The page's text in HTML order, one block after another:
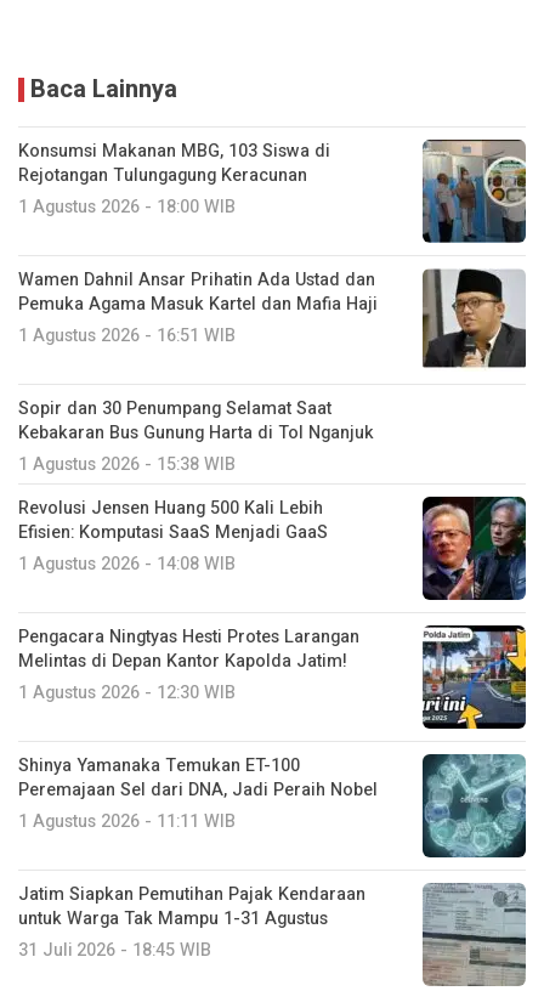
Baca Lainnya
Konsumsi Makanan MBG, 103 Siswa di
Rejotangan Tulungagung Keracunan
1 Agustus 2026 - 18:00 WIB
Wamen Dahnil Ansar Prihatin Ada Ustad dan
Pemuka Agama Masuk Kartel dan Mafia Haji
1 Agustus 2026 - 16:51 WIB
Sopir dan 30 Penumpang Selamat Saat
Kebakaran Bus Gunung Harta di Tol Nganjuk
1 Agustus 2026 - 15:38 WIB
Revolusi Jensen Huang 500 Kali Lebih
Efisien: Komputasi SaaS Menjadi GaaS
1 Agustus 2026 - 14:08 WIB
Pengacara Ningtyas Hesti Protes Larangan
Melintas di Depan Kantor Kapolda Jatim!
1 Agustus 2026 - 12:30 WIB
Shinya Yamanaka Temukan ET-100
Peremajaan Sel dari DNA, Jadi Peraih Nobel
1 Agustus 2026 - 11:11 WIB
Jatim Siapkan Pemutihan Pajak Kendaraan
untuk Warga Tak Mampu 1-31 Agustus
31 Juli 2026 - 18:45 WIB